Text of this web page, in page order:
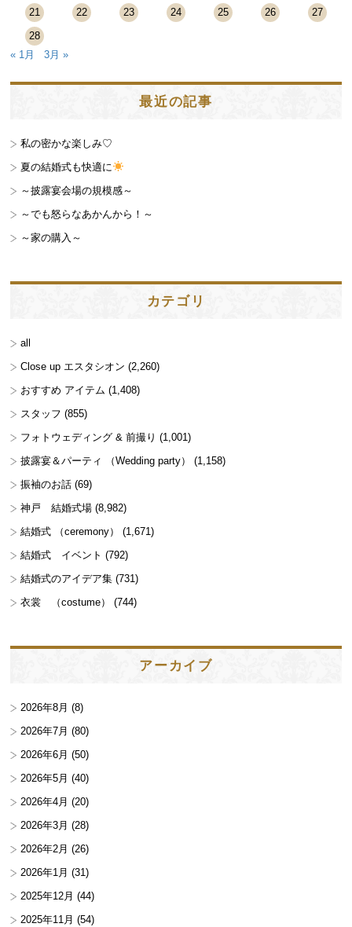
21 22 23 24 25 26
27
28
« 1月
3月 »
最近の記事
私の密かな楽しみ♡
夏の結婚式も快適に
～披露宴会場の規模感～
～でも怒らなあかんから！～
～家の購入～
カテゴリ
all
Close up エスタシオン (2,260)
おすすめ アイテム (1,408)
スタッフ (855)
フォトウェディング & 前撮り (1,001)
披露宴＆パーティ （Wedding party）
(1,158)
振袖のお話 (69)
神戸 結婚式場 (8,982)
結婚式 （ceremony）
(1,671)
結婚式 イベント (792)
結婚式のアイデア集 (731)
衣裳 （costume）
(744)
アーカイブ
2026年8月 (8)
2026年7月 (80)
2026年6月 (50)
2026年5月 (40)
2026年4月 (20)
2026年3月 (28)
2026年2月 (26)
2026年1月 (31)
2025年12月 (44)
2025年11月 (54)